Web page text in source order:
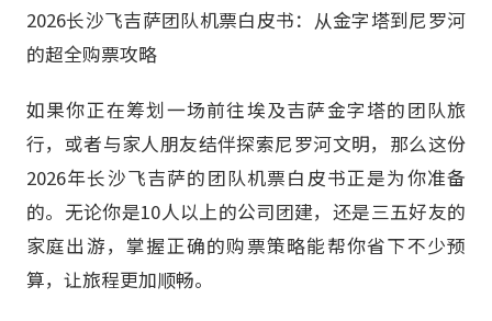
2026长沙飞吉萨团队机票白皮书：从金字塔到尼罗河
的超全购票攻略
如果你正在筹划一场前往埃及吉萨金字塔的团队旅
行，或者与家人朋友结伴探索尼罗河文明，那么这份
2026年长沙飞吉萨的团队机票白皮书正是为你准备
的。无论你是10人以上的公司团建，还是三五好友的
家庭出游，掌握正确的购票策略能帮你省下不少预
算，让旅程更加顺畅。